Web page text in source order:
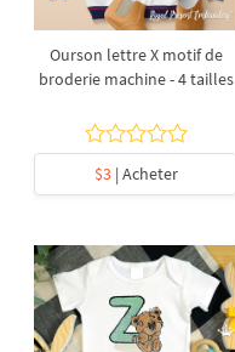
Ourson lettre X motif de
broderie machine - 4 tailles
$3| Acheter